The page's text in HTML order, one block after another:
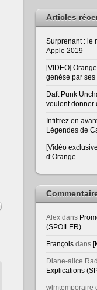
Articles
Surprenant : le
Apple 2019
[VIDEO]
genèse par
Daft Punk
veulent donner
Infiltrez en
Légendes de
[Vidéo
d’Orange
Alex dans
(SPOILER)
François dans
Diane-alice
Explications
wlmtemporaire